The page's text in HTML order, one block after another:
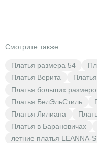
Смотрите также:
Платья размера 54
Платья Верита
Платья больших
Платья БелЭльСтиль
Платья Лилиана
Платья в Барановичах
летние платья LEANNA-